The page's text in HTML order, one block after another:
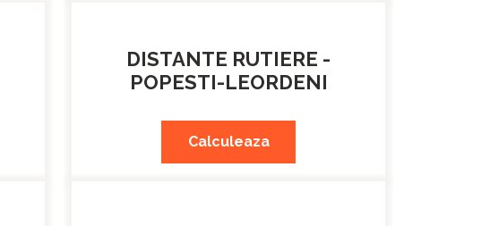
DISTANTE RUTIERE -
POPESTI-LEORDENI
Calculeaza